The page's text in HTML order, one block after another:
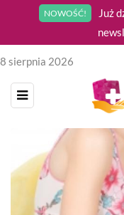
NOWOŚĆ!
Już
8 sierpnia 2026